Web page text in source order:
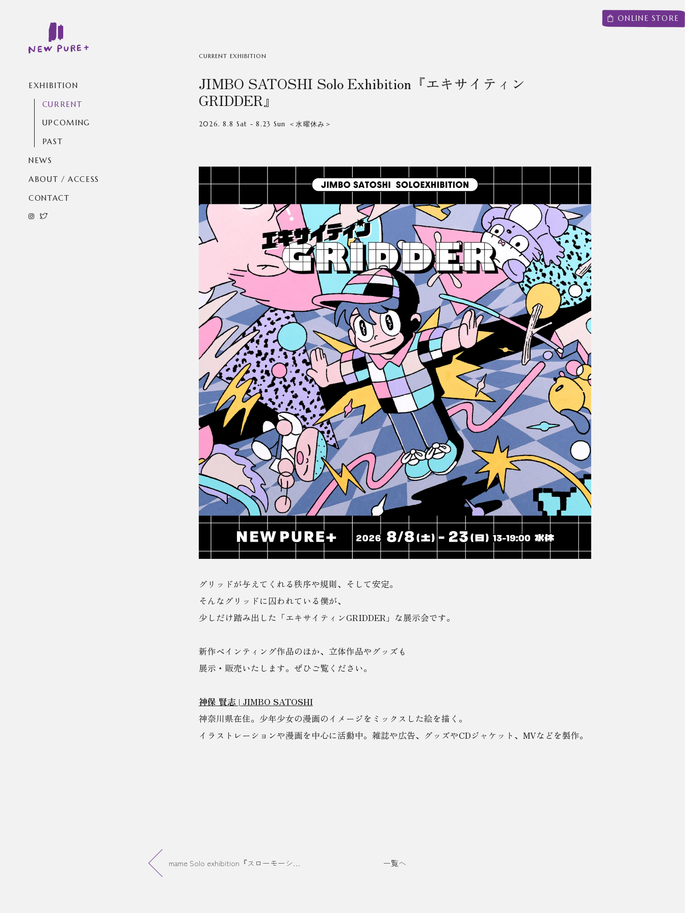
EXHIBITION
CURRENT
UPCOMING
PAST
NEWS
ABOUT / ACCESS
CONTACT
ONLINE STORE
CURRENT EXHIBITION
JIMBO SATOSHI Solo Exhibition『エキサイティン
GRIDDER』
2026. 8.8 Sat - 8.23 Sun ＜水曜休み＞
グリッドが与えてくれる秩序や規則、そして安定。
そんなグリッドに囚われている僕が、
少しだけ踏み出した「エキサイティンGRIDDER」な展示会です。
新作ペインティング作品のほか、立体作品やグッズも
展示・販売いたします。ぜひご覧ください。
神保 賢志 | JIMBO SATOSHI
神奈川県在住。少年少女の漫画のイメージをミックスした絵を描く。
イラストレーションや漫画を中心に活動中。雑誌や広告、グッズやCDジャケット、MVなどを製作。
mame Solo exhibition『スローモーション』 一覧へ